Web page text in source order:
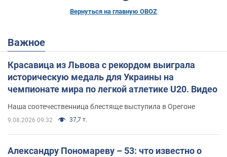
Вернуться на главную OBOZ
Важное
Красавица из Львова с рекордом выиграла
историческую медаль для Украины на
чемпионате мира по легкой атлетике U20. Видео
Наша соотечественница блестяще выступила в Орегоне
9.08.2026 09:32 37,7 т.
Александру Пономареву – 53: что известно о